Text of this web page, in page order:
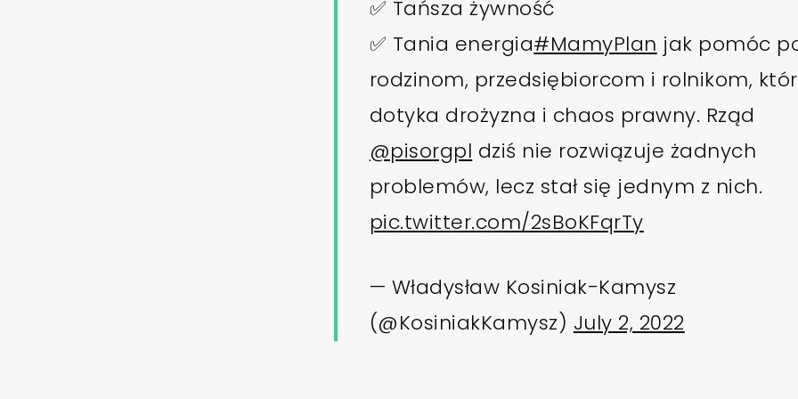
✅ Tańsza żywność
✅ Tania energia#MamyPlan jak pomóc
rodzinom, przedsiębiorcom i rolnikom,
dotyka drożyzna i chaos prawny. Rząd
@pisorgpl dziś nie rozwiązuje żadnych
problemów, lecz stał się jednym z nich.
pic.twitter.com/2sBoKFqrTy
— Władysław Kosiniak-Kamysz
(@KosiniakKamysz) July 2, 2022